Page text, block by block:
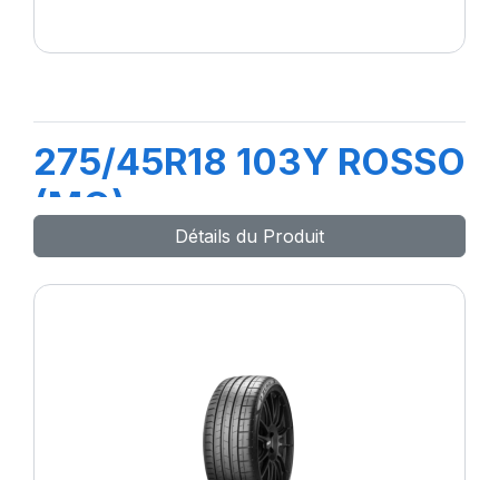
275/45R18 103Y ROSSO
(MO)
Détails du Produit